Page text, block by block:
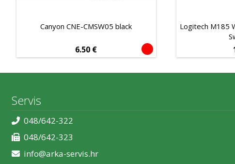
Canyon CNE-CMSW05 black
6.50 €
Logitech M185
Servis
048/642-322
048/642-323
info@arka-servis.hr